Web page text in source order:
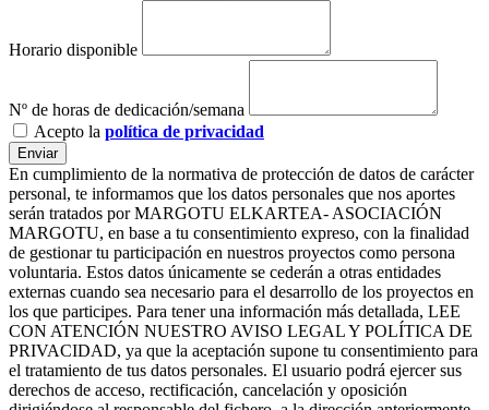
Horario disponible
Nº de horas de dedicación/semana
Acepto la política de privacidad
Enviar
En cumplimiento de la normativa de protección de datos de carácter
personal, te informamos que los datos personales que nos aportes
serán tratados por MARGOTU ELKARTEA- ASOCIACIÓN
MARGOTU, en base a tu consentimiento expreso, con la finalidad
de gestionar tu participación en nuestros proyectos como persona
voluntaria. Estos datos únicamente se cederán a otras entidades
externas cuando sea necesario para el desarrollo de los proyectos en
los que participes. Para tener una información más detallada, LEE
CON ATENCIÓN NUESTRO AVISO LEGAL Y POLÍTICA DE
PRIVACIDAD, ya que la aceptación supone tu consentimiento para
el tratamiento de tus datos personales. El usuario podrá ejercer sus
derechos de acceso, rectificación, cancelación y oposición